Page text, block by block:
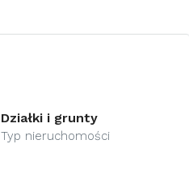
Działki i grunty
Typ nieruchomości